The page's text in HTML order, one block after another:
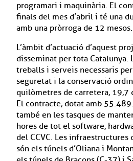
programari i maquinària. El
finals del mes d’abril i té una
amb una pròrroga de 12 mesos.
L’àmbit d’actuació d’aquest
disseminat per tota Catalunya.
treballs i serveis necessaris
seguretat i la conservació
quilòmetres de carretera, 19,7
El contracte, dotat amb
també en les tasques de
hores de tot el software,
del CCVC. Les infraestructures
són els túnels d’Oliana i